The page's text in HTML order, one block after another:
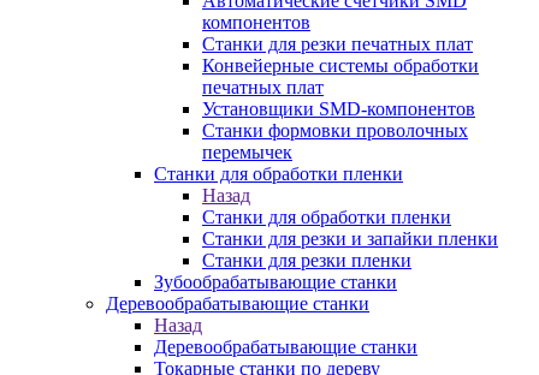
компонентов
Станки для резки печатных плат
Конвейерные системы обработки
печатных плат
Установщики SMD-компонентов
Станки формовки проволочных
перемычек
Станки для обработки пленки
Назад
Станки для обработки пленки
Станки для резки и запайки пленки
Станки для резки пленки
Зубообрабатывающие станки
Деревообрабатывающие станки
Назад
Деревообрабатывающие станки
Токарные станки по дереву